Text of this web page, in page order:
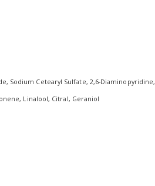
Sodium Cetearyl Sulfate, 2,6-Diaminopyridine,
Linalool, Citral, Geraniol